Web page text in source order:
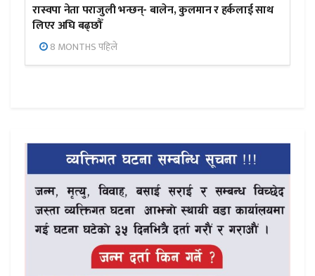
रास्वपा नेता पराजुली भन्छन्- बालेन, कुलमान र हर्कलाई साथ
लिएर अघि बढ्छौँ
8 MONTHS पहिले